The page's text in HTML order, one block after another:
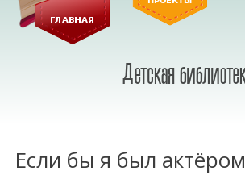
Если бы я был актёром